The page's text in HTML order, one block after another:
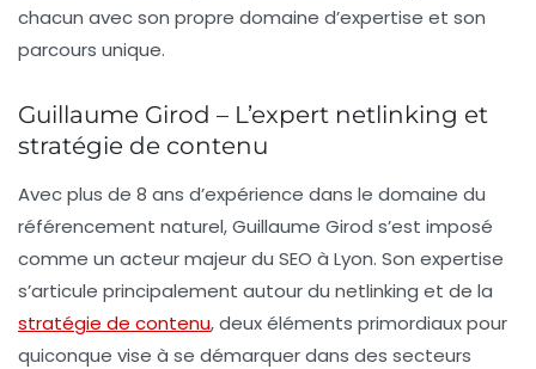
chacun avec son propre domaine d’expertise et son
parcours unique.
Guillaume Girod – L’expert netlinking et
stratégie de contenu
Avec plus de 8 ans d’expérience dans le domaine du
référencement naturel, Guillaume Girod s’est imposé
comme un acteur majeur du SEO à Lyon. Son expertise
s’articule principalement autour du netlinking et de la
stratégie de contenu, deux éléments primordiaux pour
quiconque vise à se démarquer dans des secteurs